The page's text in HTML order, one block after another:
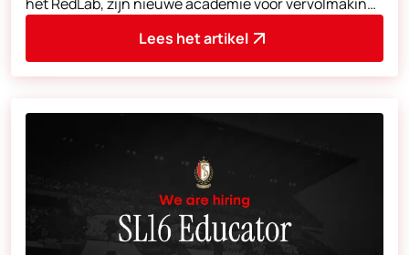
Lees het artikel